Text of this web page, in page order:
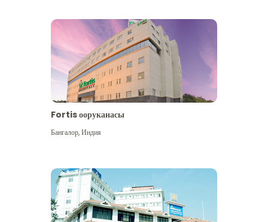
Fortis ооруканасы
Бангалор,Индия